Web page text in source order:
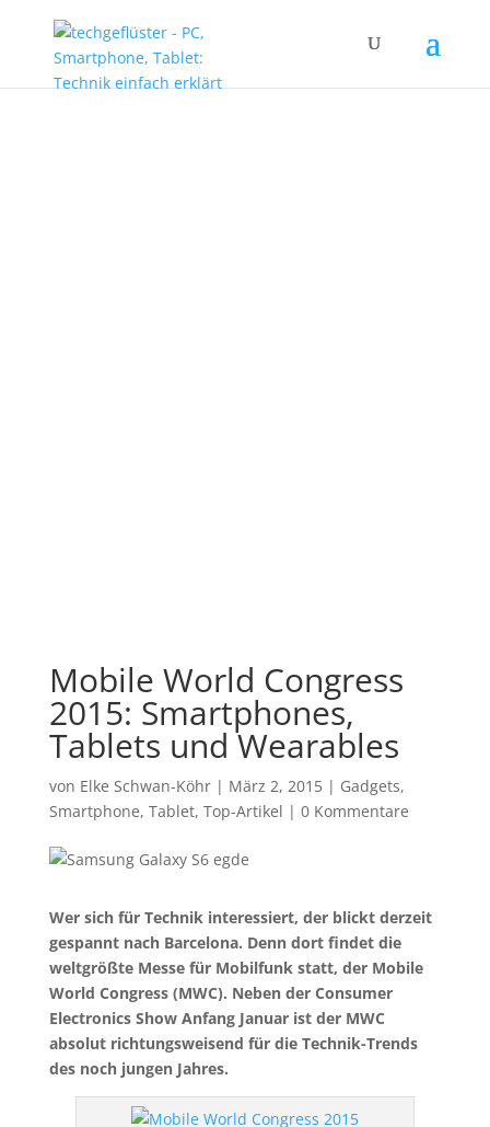
Mobile World Congress
2015: Smartphones,
Tablets und Wearables
von Elke Schwan-Köhr| März 2, 2015| Gadgets,
Smartphone, Tablet, Top-Artikel | 0 Kommentare
Wer sich für Technik interessiert, der blickt derzeit
gespannt nach Barcelona. Denn dort findet die
weltgrößte Messe für Mobilfunk statt, der Mobile
World Congress (MWC). Neben der Consumer
Electronics Show Anfang Januar ist der MWC
absolut richtungsweisend für die Technik-Trends
des noch jungen Jahres.